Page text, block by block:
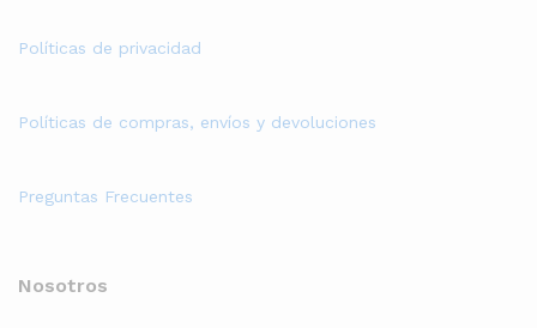
Políticas de privacidad
Políticas de compras, envíos y devoluciones
Preguntas Frecuentes
Nosotros